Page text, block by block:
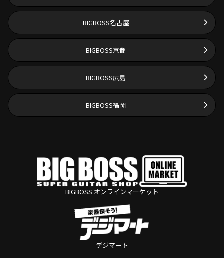
BIGBOSS名古屋
BIGBOSS京都
BIGBOSS広島
BIGBOSS福岡
BIGBOSS オンラインマーケット
デジマート